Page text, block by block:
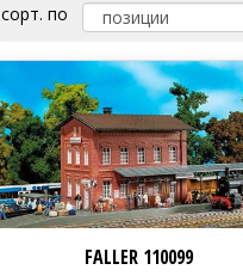
сорт. по
FALLER 110099